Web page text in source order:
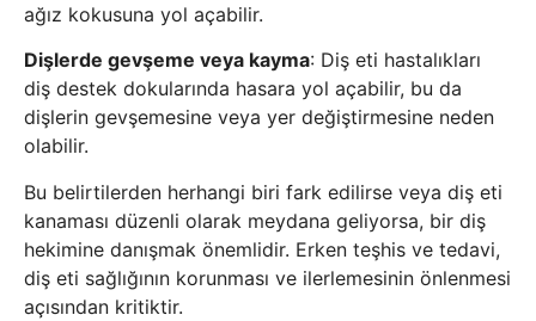
ağız kokusuna yol açabilir.
Dişlerde gevşeme veya kayma: Diş eti hastalıkları
diş destek dokularında hasara yol açabilir, bu da
dişlerin gevşemesine veya yer değiştirmesine neden
olabilir.
Bu belirtilerden herhangi biri fark edilirse veya diş eti
kanaması düzenli olarak meydana geliyorsa, bir diş
hekimine danışmak önemlidir. Erken teşhis ve tedavi,
diş eti sağlığının korunması ve ilerlemesinin önlenmesi
açısından kritiktir.